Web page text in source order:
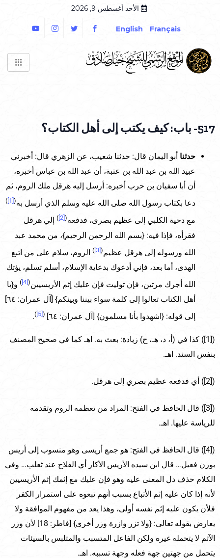
الأحد أغسطس 9, 2026
Français
English
517- باب: كيف يكتب إلى أهل الكتاب؟
حدثنا أبو اليمان قال: حدثنا شعيب، عن الزهري قال: أخبرني
عبيد الله بن عبد الله بن عتبة، أن عبد الله بن عباس أخبره،
أن أبا سفيان بن حرب أخبره: أرسل إليه هرقل ملك الروم، ثم
دعا بكتاب رسول الله صلى الله عليه وسلم الذي أرسل به(
)
مع دحية الكلبي إلى عظيم بصرى، فدفعه(
) إلي هرقل
فقرأه، فإذا فيه: {بسم الله الرحمن الرحيم}، من محمد عبد
الله ورسوله إلى هرقل عظيم(
) الروم، سلام على من اتبع
الهدى، أما بعد، فإني أدعوك بدعاية الإسلام، أسلم تسلم، يؤتك
الله أجرك مرتين، فإن توليت فإن عليك إثم الأريسيين(
) و{يا
أهل الكتاب تعالوا إلى كلمة سواء بيننا وبينكم} [آل عمران: ٦٤]
إلى قوله: {اشهدوا بأنا مسلمون} [آل عمران: ٦٤]
(
)
.
([1]) كذا في (أ، د، هـ، ح) زيادة: بعث به. اهـ كما في صحيح المصنف
بنفس السند. اهـ.
([2]) أي فدفعه عظيم بصري إلى هرقل.
([3]) قال الحافظ في الفتح: المراد من تعظمه الروم وتقدمه
للرياسة عليها. اهـ.
([4]) قال الحافظ في الفتح: هو جمع أريسى وهو منسوب إلى أريس
بوزن فعيل… قال ابن سيده الأريس الأكار أي الفلاح عند ثعلب… وفي
الكلام حذف دل المعنى عليه وهو فإن عليك مع إثمك إثم الأريسيين
لأنه إذا كان عليه إثم الأتباع بسبب أنهم تبعوه على استمرار الكفر
فلأن يكون عليه إثم نفسه أولى، وهذا يعد من مفهوم الموافقة ولا
يعارض بقوله تعالى: {ولا تزر وازرة وزر أخرى} [فاطر: 18] لأن وزر
الآثم لا يتحمله غيره ولكن الفاعل المتسبب والمتلبس بالسيئات
يتحمل من جهتين جهة فعله وجهة تسببه. اهـ.